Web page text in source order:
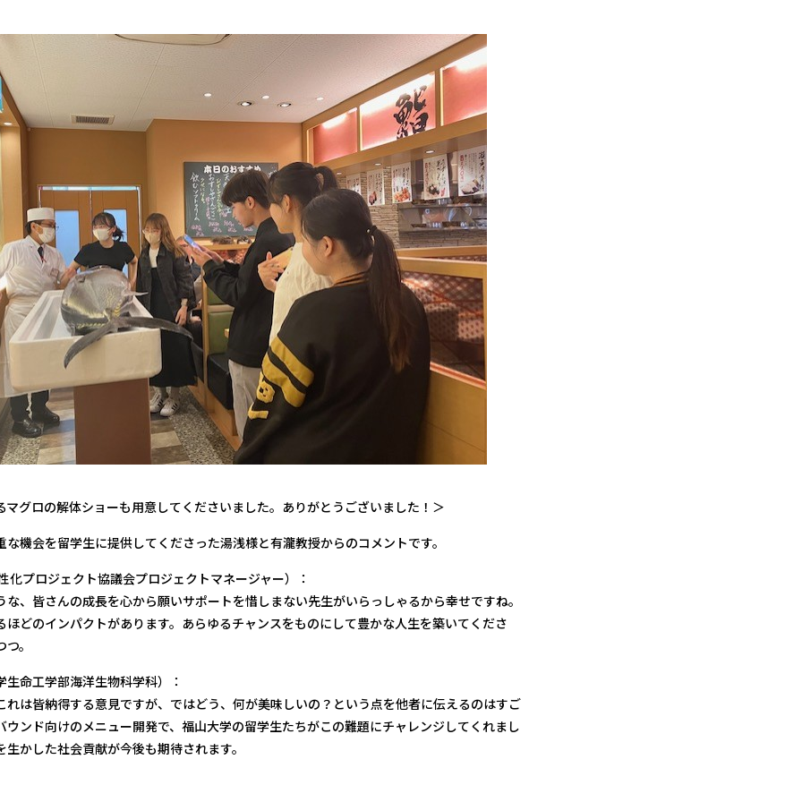
体ショーも用意してくださいました。ありがとうございました！＞
機会を留学生に提供してくださった湯浅様と有瀧教授からのコメントです。
化プロジェクト協議会プロジェクトマネージャー）：
、皆さんの成長を心から願いサポートを惜しまない先生がいらっしゃるから幸せですね。
ほどのインパクトがあります。あらゆるチャンスをものにして豊かな人生を築いてくださ
。
命工学部海洋生物科学科）：
れは皆納得する意見ですが、ではどう、何が美味しいの？という点を他者に伝えるのはすご
ウンド向けのメニュー開発で、福山大学の留学生たちがこの難題にチャレンジしてくれまし
かした社会貢献が今後も期待されます。